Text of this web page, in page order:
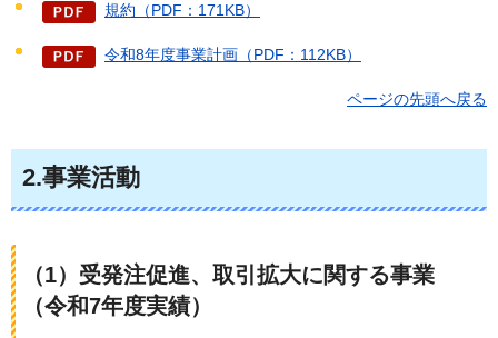
規約（PDF：171KB）
令和8年度事業計画（PDF：112KB）
ページの先頭へ戻る
2.事業活動
（1）受発注促進、取引拡大に関する事業
（令和7年度実績）